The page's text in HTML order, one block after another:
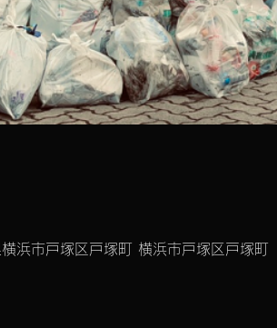
市戸塚区戸塚町 横浜市戸塚区戸塚町